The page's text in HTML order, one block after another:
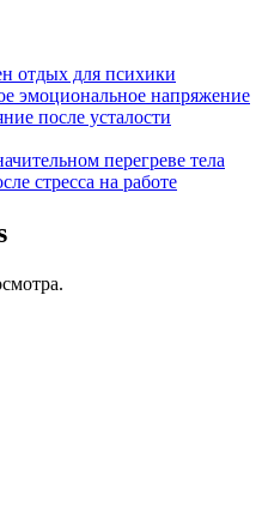
отдых для психики
эмоциональное напряжение
после усталости
перегреве тела
стресса на работе